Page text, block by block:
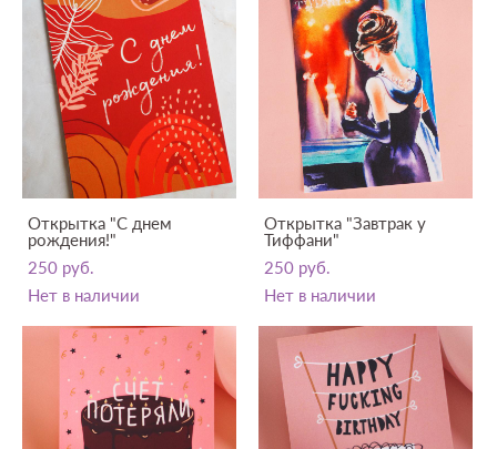
Открытка "С днем
рождения!"
250 pуб.
Нет в наличии
Открытка "Завтрак у
Тиффани"
250 pуб.
Нет в наличии